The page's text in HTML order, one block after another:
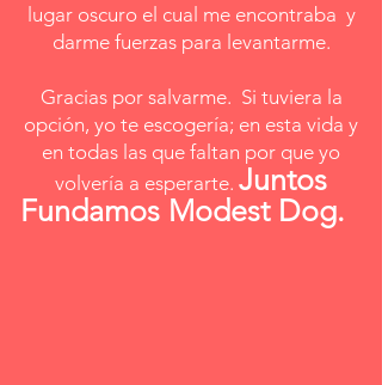
lugar oscuro el cual me encontraba y
darme fuerzas para levantarme.
Gracias por salvarme. Si tuviera la
opción, yo te escogería; en esta vida y
en todas las que faltan por que yo
volvería a esperarte. Juntos
Fundamos Modest Dog.